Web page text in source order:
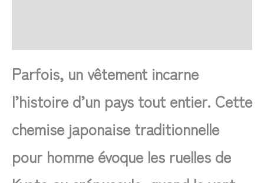
Parfois, un vêtement incarne
l’histoire d’un pays tout entier. Cette
chemise japonaise traditionnelle
pour homme évoque les ruelles de